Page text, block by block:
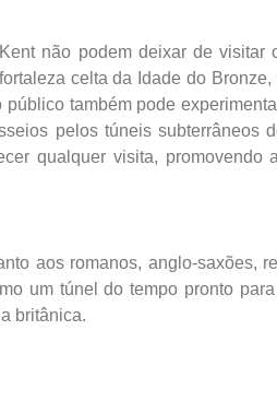
não podem deixar de visitar
celta da Idade do Bronze,
também pode
pelos túneis subterrâneos
qualquer visita, promovendo
aos romanos, anglo-saxões,
um túnel do tempo pronto
britânica.